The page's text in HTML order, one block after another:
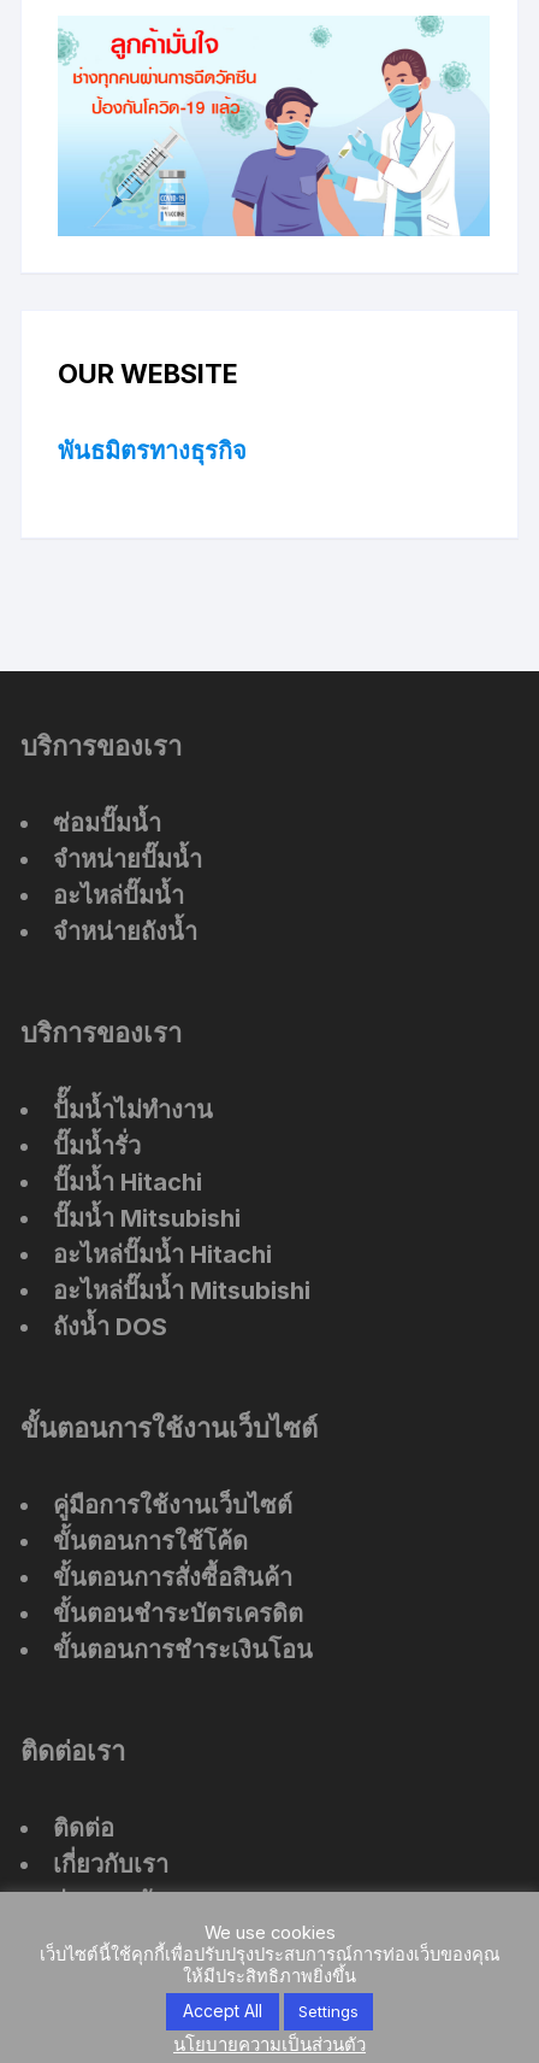
OUR WEBSITE
พันธมิตรทางธุรกิจ
บริการของเรา
ซ่อมปั๊มน้ำ
จำหน่ายปั๊มน้ำ
อะไหล่ปั๊มน้ำ
จำหน่ายถังน้ำ
บริการของเรา
ปัั๊มน้ำไม่ทำงาน
ปั๊มน้ำรั่ว
ปั๊มน้ำ Hitachi
ปั๊มน้ำ Mitsubishi
อะไหล่ปั๊มน้ำ Hitachi
อะไหล่ปั๊มน้ำ Mitsubishi
ถังน้ำ DOS
ขั้นตอนการใช้งานเว็บไซต์
คู่มือการใช้งานเว็บไซต์
ขั้นตอนการใช้โค้ด
ขั้นตอนการสั่งซื้อสินค้า
ขั้นตอนชำระบัตรเครดิต
ขั้นตอนการชำระเงินโอน
ติดต่อเรา
ติดต่อ
เกี่ยวกับเรา
ร่วมงานกับเรา
ที่ตั้งสำนักงานใหญ่
Orchid Store Theme byThemebeez
We use cookies
เว็บไซต์นี้ใช้คุกกี้เพื่อปรับปรุงประสบการณ์การท่องเว็บของคุณ
ให้มีประสิทธิภาพยิ่งขึ้น
Accept All Settings
นโยบายความเป็นส่วนตัว